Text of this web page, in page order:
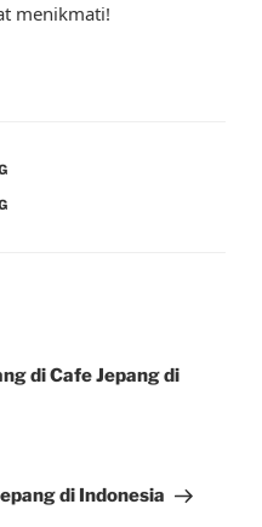
menikmati!
di Cafe Jepang di
di Indonesia